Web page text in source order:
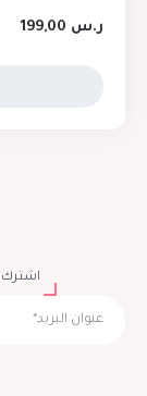
ر.س
اشترك